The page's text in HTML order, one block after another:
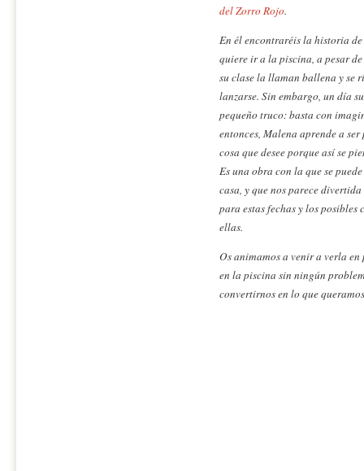
del Zorro Rojo.
En él encontraréis la historia
quiere ir a la piscina, a pesar
su clase la llaman ballena y se
lanzarse. Sin embargo, un día
pequeño truco: basta con
entonces, Malena aprende a
cosa que desee porque así se
Es una obra con la que se
casa, y que nos parece
para estas fechas y los
ellas.
Os animamos a venir a verla
en la piscina sin ningún
convertirnos en lo que